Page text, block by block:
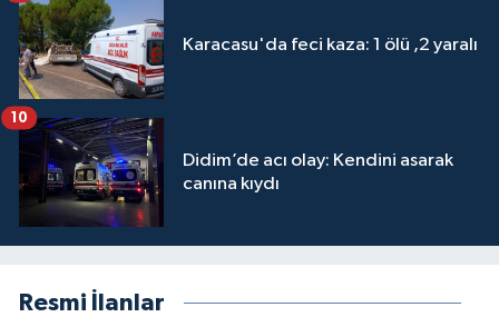
Karacasu'da feci kaza: 1 ölü ,2 yaralı
Didim’de acı olay: Kendini asarak
canına kıydı
10
Resmi İlanlar